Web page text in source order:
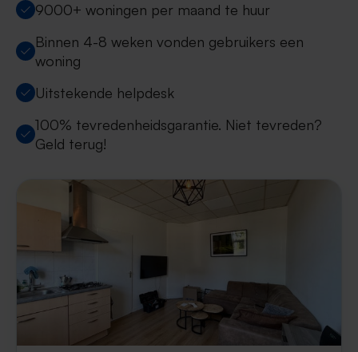
9000+ woningen per maand te huur
Binnen 4-8 weken vonden gebruikers een
woning
Uitstekende helpdesk
100% tevredenheidsgarantie. Niet tevreden?
Geld terug!